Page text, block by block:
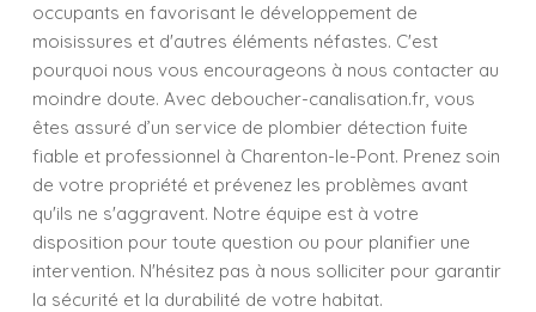
occupants en favorisant le développement de
moisissures et d'autres éléments néfastes. C'est
pourquoi nous vous encourageons à nous contacter au
moindre doute. Avec deboucher-canalisation.fr, vous
êtes assuré d’un service de plombier détection fuite
fiable et professionnel à Charenton-le-Pont. Prenez soin
de votre propriété et prévenez les problèmes avant
qu'ils ne s'aggravent. Notre équipe est à votre
disposition pour toute question ou pour planifier une
intervention. N'hésitez pas à nous solliciter pour garantir
la sécurité et la durabilité de votre habitat.